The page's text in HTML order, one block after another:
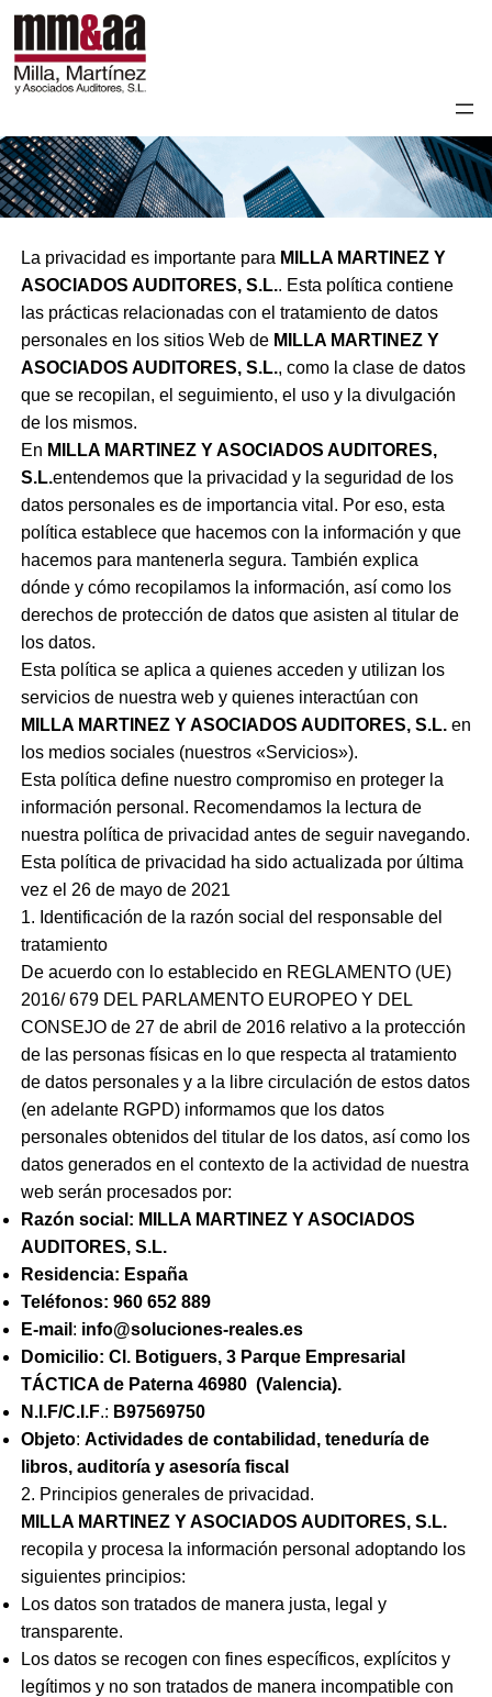
La privacidad es importante para MILLA MARTINEZ Y
ASOCIADOS AUDITORES, S.L.. Esta política contiene
las prácticas relacionadas con el tratamiento de datos
personales en los sitios Web de MILLA MARTINEZ Y
ASOCIADOS AUDITORES, S.L., como la clase de datos
que se recopilan, el seguimiento, el uso y la divulgación
de los mismos.
En MILLA MARTINEZ Y ASOCIADOS AUDITORES,
S.L.entendemos que la privacidad y la seguridad de los
datos personales es de importancia vital. Por eso, esta
política establece que hacemos con la información y que
hacemos para mantenerla segura. También explica
dónde y cómo recopilamos la información, así como los
derechos de protección de datos que asisten al titular de
los datos.
Esta política se aplica a quienes acceden y utilizan los
servicios de nuestra web y quienes interactúan con
MILLA MARTINEZ Y ASOCIADOS AUDITORES, S.L.en
los medios sociales (nuestros «Servicios»).
Esta política define nuestro compromiso en proteger la
información personal. Recomendamos la lectura de
nuestra política de privacidad antes de seguir navegando.
Esta política de privacidad ha sido actualizada por última
vez el 26 de mayo de 2021
1. Identificación de la razón social del responsable del
tratamiento
De acuerdo con lo establecido en REGLAMENTO (UE)
2016/ 679 DEL PARLAMENTO EUROPEO Y DEL
CONSEJO de 27 de abril de 2016 relativo a la protección
de las personas físicas en lo que respecta al tratamiento
de datos personales y a la libre circulación de estos datos
(en adelante RGPD) informamos que los datos
personales obtenidos del titular de los datos, así como los
datos generados en el contexto de la actividad de nuestra
web serán procesados por:
Razón social: MILLA MARTINEZ Y ASOCIADOS
AUDITORES, S.L.
Residencia: España
Teléfonos: 960 652 889
E-mail : info@soluciones-reales.es
Domicilio: Cl. Botiguers, 3 Parque Empresarial
TÁCTICA de Paterna 46980 (Valencia).
N.I.F/C.I.F.: B97569750
Objeto: Actividades de contabilidad, teneduría de
libros, auditoría y asesoría fiscal
2. Principios generales de privacidad.
MILLA MARTINEZ Y ASOCIADOS AUDITORES, S.L.
recopila y procesa la información personal adoptando los
siguientes principios:
Los datos son tratados ​​de manera justa, legal y
transparente.
Los datos se recogen con fines específicos, explícitos y
legítimos y no son tratados ​​de manera incompatible con